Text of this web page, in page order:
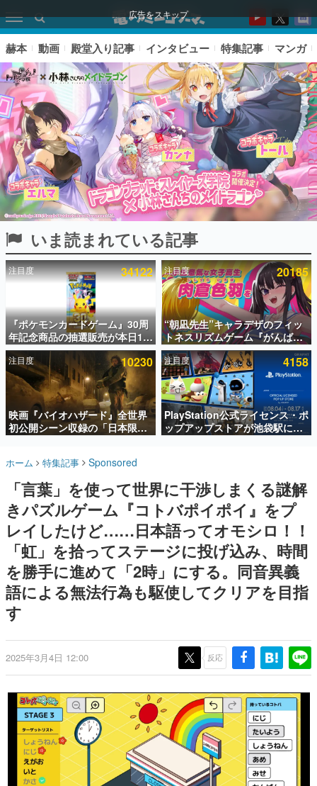
広告をスキップ
ピックアップ
電ファミのいま読まれている記事ランキング
アプリセール情報
インタビュー
連載・特集一覧
殿堂入り記事
SNS拡散数が数千以上！ ページビュー数万以上！ などな
ど。多くの人々に読まれた、電ファミ渾身の“殿堂入り”記
事をまとめました。
名作ゲームクリエイターの方々に製作時のエピソードをお
きます。
赫本
この物語を解いてはいけない。『赫本』は、〈試験問題〉
の形をした短編ホラー小説集です。
新世代に訊く
これからのデジタルゲーム市場を担う若きクリエイター達
の姿を追い、彼らのルーツと情熱を探っていきます。
日本のコンテンツ産業やカルチャーに与えた影響を探る企
画です。
日本のモバイルゲーム史における主要なトピック・タイト
ルを網羅するほか、開発者へのインタビューや識者による
解説を掲載。約20年の歴史が一望できる決定版！
若ゲのいたり〜ゲームクリエイターの青春〜
『うつヌケ』『ペンと箸』等で知られるマンガ家・田中圭
一先生によるゲーム業界レポートマンガです。
赫本 動画 殿堂入り記事 インタビュー 特集記事 マンガ
いま読まれている記事
注目度 34122
『ポケモンカードゲーム』30周
年記念商品の抽選販売が本日12
時より開始。拡張パック「30th
CELEBRATION」のボックス
に、「プレミアムデッキセット
エーフィ・ブラッキー」
「FUTURISTIC BOX」の計3商
品
注目度 20185
“朝凪先生”キャラデザのフィッ
トネスリズムゲーム『がんば
れ！チアリズム』Steamストア
ページが公開。キャラクターの
CVは陽向葵ゅかさん
注目度 10230
映画『バイオハザード』全世界
初公開シーン収録の「日本限
定」予告映像が解禁。バイオの
「ラクーンシティ総合病院」へ
行く配達人の姿が披露
注目度 4158
PlayStation公式ライセンス・ポ
ップアップストアが池袋駅にて
期間限定で開催。夏のアパレル
ホーム 特集記事 Sponsored
「言葉」を使って世界に干渉しまくる謎解
きパズルゲーム『コトバポイポイ』をプ
レイしたけど……日本語ってオモシロ！！
「虹」を拾ってステージに投げ込み、時間
を勝手に進めて「2時」にする。同音異義
語による無法行為も駆使してクリアを目指
す
2025年3月4日 12:00 反応